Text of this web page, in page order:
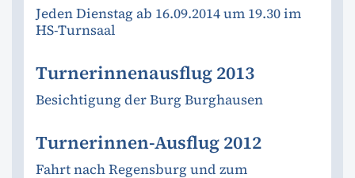
Jeden Dienstag ab 16.09.2014 um 19.30 im
HS-Turnsaal
Turnerinnenausflug 2013
Besichtigung der Burg Burghausen
Turnerinnen-Ausflug 2012
Fahrt nach Regensburg und zum